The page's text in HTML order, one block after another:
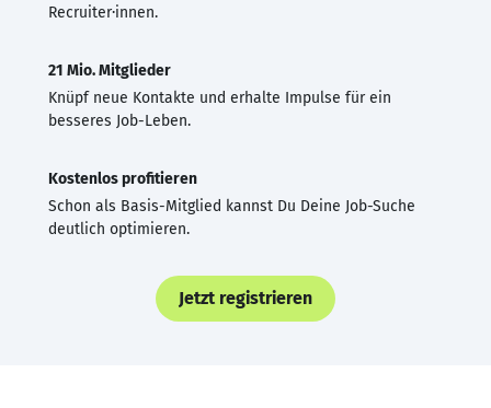
Recruiter·innen.
21 Mio. Mitglieder
Knüpf neue Kontakte und erhalte Impulse für ein
besseres Job-Leben.
Kostenlos profitieren
Schon als Basis-Mitglied kannst Du Deine Job-Suche
deutlich optimieren.
Jetzt registrieren